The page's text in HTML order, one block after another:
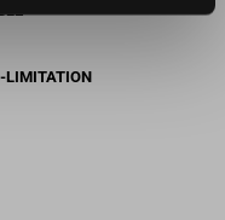
LIMITATION